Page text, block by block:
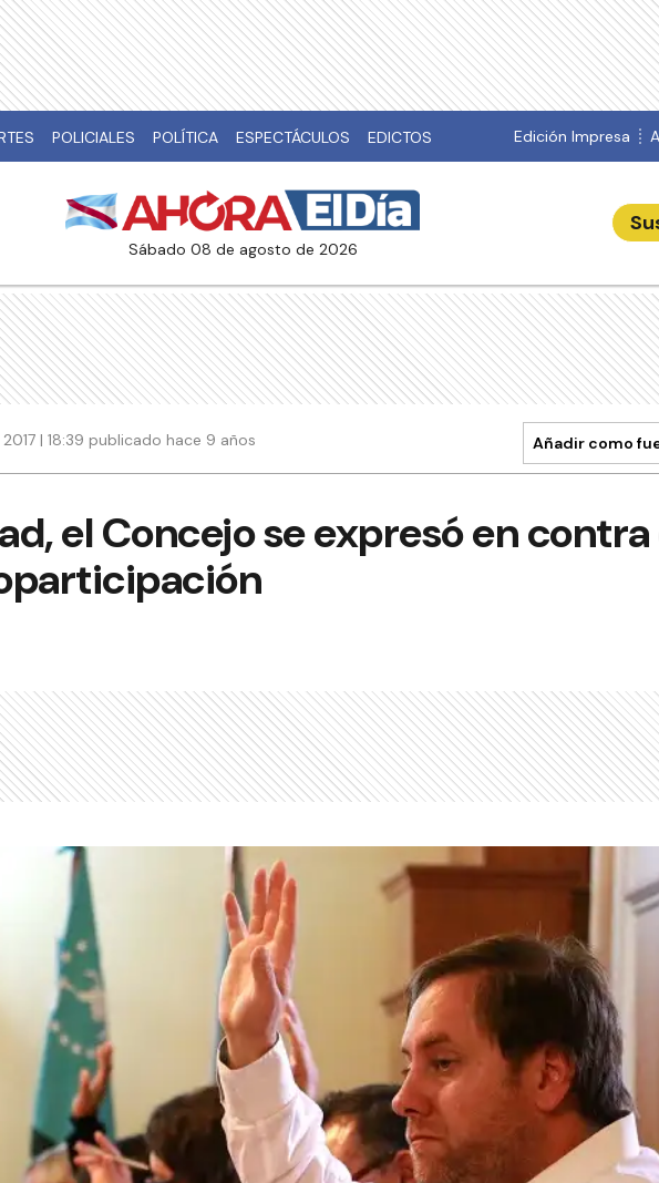
POLICIALES POLÍTICA ESPECTÁCULOS EDICTOS Edición Impresa
sábado 08 de agosto de 2026
| 18:39 publicado hace 9 años Añadir como
el Concejo se expresó en